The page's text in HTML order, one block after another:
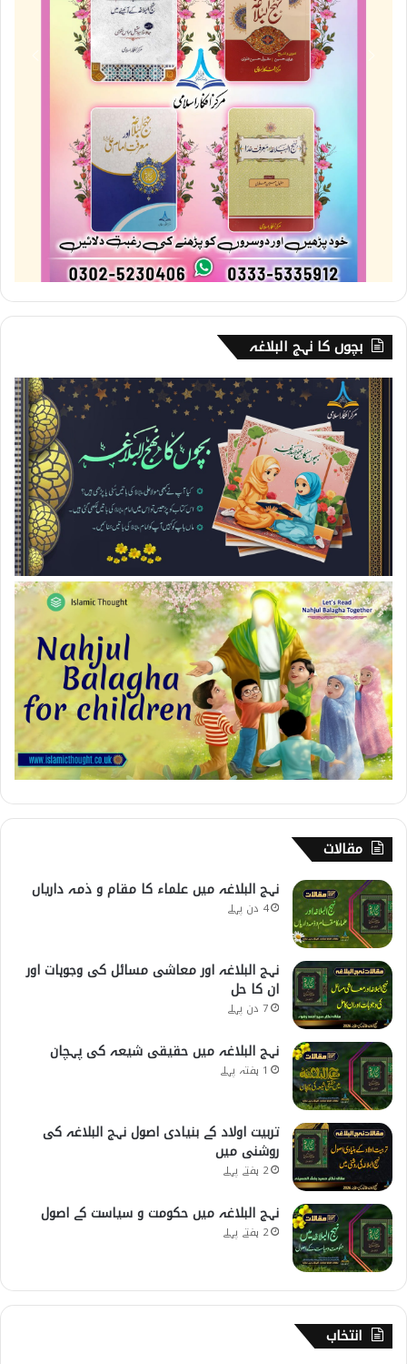
بچوں کا نہج البلاغہ
مقالات
نہج البلاغہ میں علماء کا مقام و ذمہ داریاں
4 دن پہلے
نہج البلاغہ اور معاشی مسائل کی وجوہات اور
ان کا حل
7 دن پہلے
نہج البلاغہ میں حقیقی شیعہ کی پہچان
1 ہفتہ پہلے
تربیت اولاد کے بنیادی اصول نہج البلاغہ کی
روشنی میں
2 ہفتے پہلے
نہج البلاغہ میں حکومت و سیاست کے اصول
2 ہفتے پہلے
انتخاب